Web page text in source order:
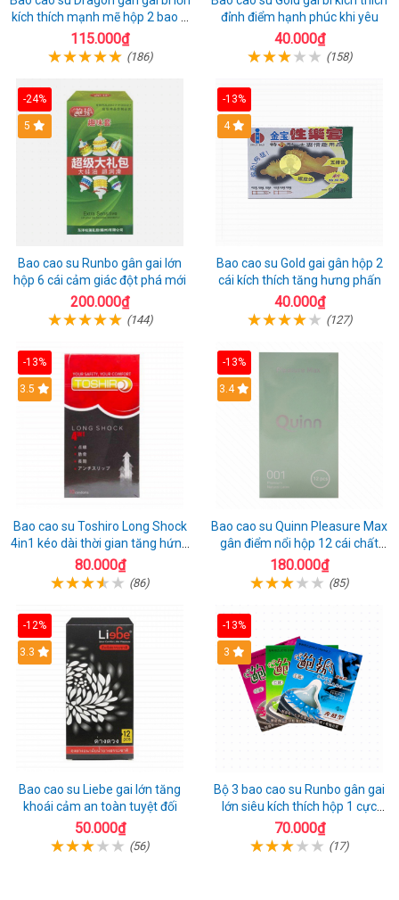
kích thích mạnh mẽ hộp 2 bao +
1 riêng
115.000₫
(186)
đỉnh điểm hạnh phúc khi yêu
40.000₫
(158)
-24%
Hot
5
Bao cao su Runbo gân gai lớn
hộp 6 cái cảm giác đột phá mới
200.000₫
(144)
-13%
Hot
4
Bao cao su Gold gai gân hộp 2
cái kích thích tăng hưng phấn
40.000₫
(127)
-13%
3.5
Bao cao su Toshiro Long Shock
4in1 kéo dài thời gian tăng hứng
thú hộp 10
80.000₫
(86)
-13%
3.4
Bao cao su Quinn Pleasure Max
gân điểm nổi hộp 12 cái chất
lượng
180.000₫
(85)
-12%
3.3
Bao cao su Liebe gai lớn tăng
khoái cảm an toàn tuyệt đối
50.000₫
(56)
-13%
3
Bộ 3 bao cao su Runbo gân gai
lớn siêu kích thích hộp 1 cực
chất
70.000₫
(17)